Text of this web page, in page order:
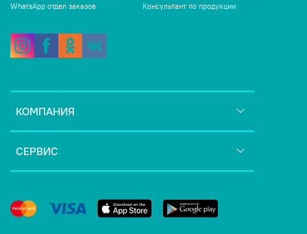
КОМПАНИЯ
СЕРВИС
WhatsApp отдел заказов Консультант по продукции